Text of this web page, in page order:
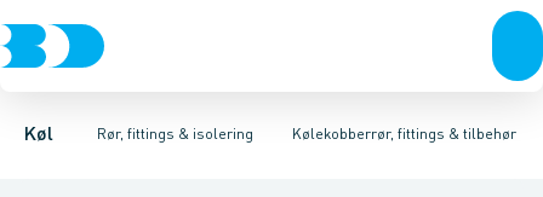
Køl Rør, fittings & isolering
KompressorerKondenseringsaggregaterFordampere
Kølekobberrør, fittings & tilbehør
Kølekobberrør, fittings & tilbehørCOOL-FIT 2.0 0°C til +60°C
Isoleret kølekobberrørKølekobberrørKobberpakninger &